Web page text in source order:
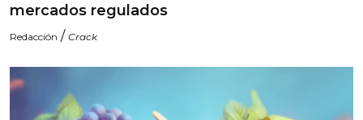
mercados regulados
Redacción / Crack